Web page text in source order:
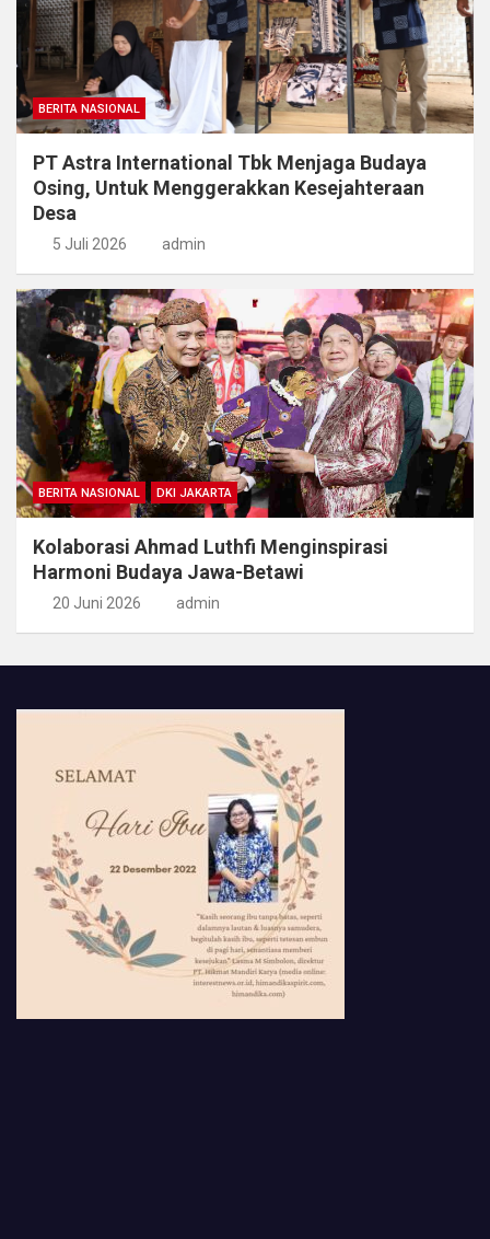
BERITA NASIONAL
PT Astra International Tbk Menjaga Budaya
Osing, Untuk Menggerakkan Kesejahteraan
Desa
5 Juli 2026 admin
BERITA NASIONAL DKI JAKARTA
Kolaborasi Ahmad Luthfi Menginspirasi
Harmoni Budaya Jawa-Betawi
20 Juni 2026 admin